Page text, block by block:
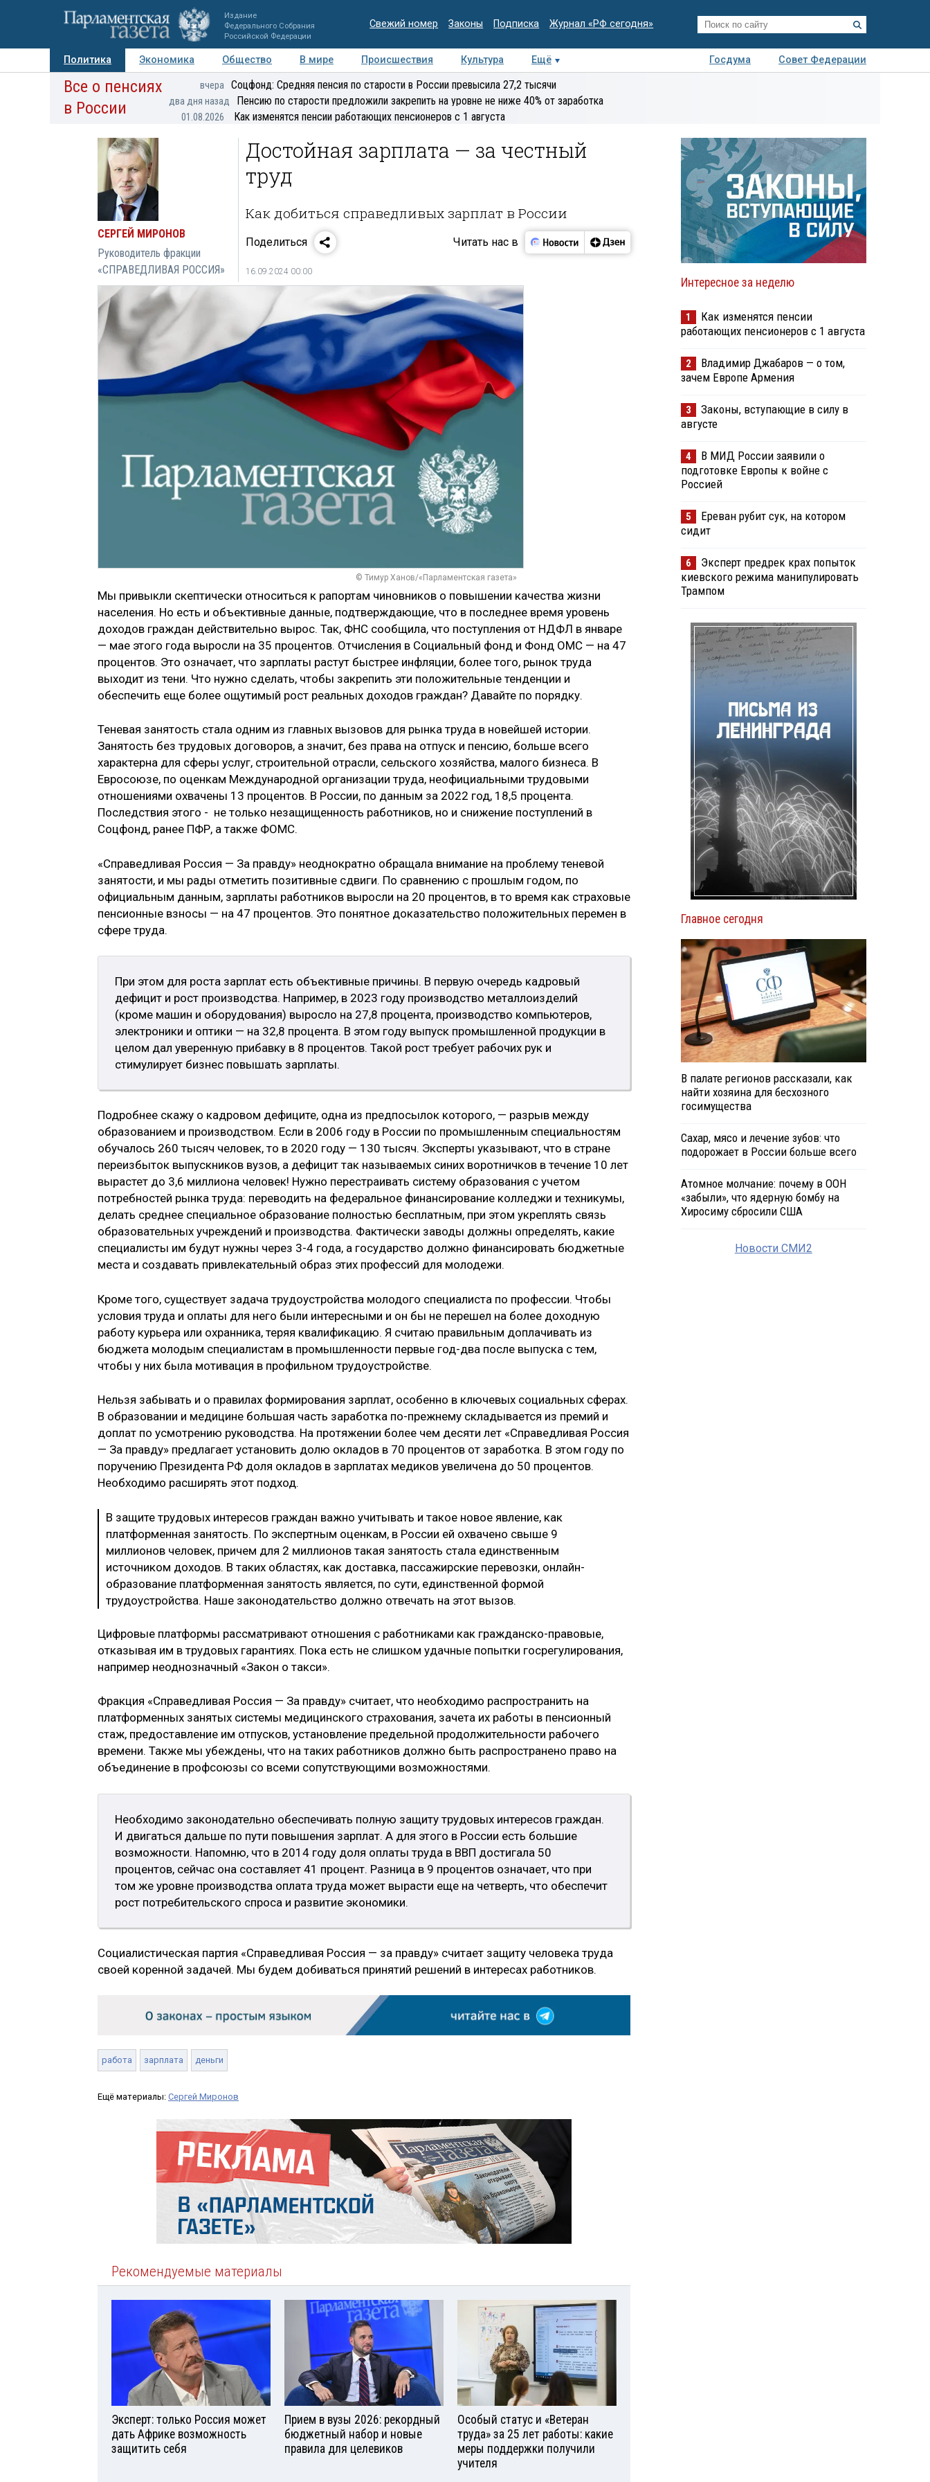
Издание
Федерального Собрания
Российской Федерации
Свежий номер Законы Подписка Журнал «РФ сегодня»
Политика Экономика Общество В мире Происшествия Культура Ещё Госдума
Совет Федерации
Авторы Персоны Мнения Регионы Медиацентр Интервью Колумнисты
экспертиза
Все о пенсиях
в России
вчера Соцфонд: Средняя пенсия по старости в России превысила 27,2 тысячи
два дня назад Пенсию по старости предложили закрепить на уровне не ниже 40% от заработка
01.08.2026 Как изменятся пенсии работающих пенсионеров с 1 августа
СЕРГЕЙ МИРОНОВ
Руководитель фракции
«СПРАВЕДЛИВАЯ РОССИЯ»
Достойная зарплата — за честный
труд
Как добиться справедливых зарплат в России
Поделиться Читать нас в
16.09.2024 00:00
© Тимур Ханов/«Парламентская газета»
Мы привыкли скептически относиться к рапортам чиновников о повышении качества жизни
населения. Но есть и объективные данные, подтверждающие, что в последнее время уровень
доходов граждан действительно вырос. Так, ФНС сообщила, что поступления от НДФЛ в январе
— мае этого года выросли на 35 процентов. Отчисления в Социальный фонд и Фонд ОМС — на 47
процентов. Это означает, что зарплаты растут быстрее инфляции, более того, рынок труда
выходит из тени. Что нужно сделать, чтобы закрепить эти положительные тенденции и
обеспечить еще более ощутимый рост реальных доходов граждан? Давайте по порядку.
Теневая занятость стала одним из главных вызовов для рынка труда в новейшей истории.
Занятость без трудовых договоров, а значит, без права на отпуск и пенсию, больше всего
характерна для сферы услуг, строительной отрасли, сельского хозяйства, малого бизнеса. В
Евросоюзе, по оценкам Международной организации труда, неофициальными трудовыми
отношениями охвачены 13 процентов. В России, по данным за 2022 год, 18,5 процента.
Последствия этого - не только незащищенность работников, но и снижение поступлений в
Соцфонд, ранее ПФР, а также ФОМС.
«Справедливая Россия — За правду» неоднократно обращала внимание на проблему теневой
занятости, и мы рады отметить позитивные сдвиги. По сравнению с прошлым годом, по
официальным данным, зарплаты работников выросли на 20 процентов, в то время как страховые
пенсионные взносы — на 47 процентов. Это понятное доказательство положительных перемен в
сфере труда.
При этом для роста зарплат есть объективные причины. В первую очередь кадровый
дефицит и рост производства. Например, в 2023 году производство металлоизделий
(кроме машин и оборудования) выросло на 27,8 процента, производство компьютеров,
электроники и оптики — на 32,8 процента. В этом году выпуск промышленной продукции в
целом дал уверенную прибавку в 8 процентов. Такой рост требует рабочих рук и
стимулирует бизнес повышать зарплаты.
Подробнее скажу о кадровом дефиците, одна из предпосылок которого, — разрыв между
образованием и производством. Если в 2006 году в России по промышленным специальностям
обучалось 260 тысяч человек, то в 2020 году — 130 тысяч. Эксперты указывают, что в стране
переизбыток выпускников вузов, а дефицит так называемых синих воротничков в течение 10 лет
вырастет до 3,6 миллиона человек! Нужно перестраивать систему образования с учетом
потребностей рынка труда: переводить на федеральное финансирование колледжи и техникумы,
делать среднее специальное образование полностью бесплатным, при этом укреплять связь
образовательных учреждений и производства. Фактически заводы должны определять, какие
специалисты им будут нужны через 3-4 года, а государство должно финансировать бюджетные
места и создавать привлекательный образ этих профессий для молодежи.
Кроме того, существует задача трудоустройства молодого специалиста по профессии. Чтобы
условия труда и оплаты для него были интересными и он бы не перешел на более доходную
работу курьера или охранника, теряя квалификацию. Я считаю правильным доплачивать из
бюджета молодым специалистам в промышленности первые год-два после выпуска с тем,
чтобы у них была мотивация в профильном трудоустройстве.
Нельзя забывать и о правилах формирования зарплат, особенно в ключевых социальных сферах.
В образовании и медицине большая часть заработка по-прежнему складывается из премий и
доплат по усмотрению руководства. На протяжении более чем десяти лет «Справедливая Россия
— За правду» предлагает установить долю окладов в 70 процентов от заработка. В этом году по
поручению Президента РФ доля окладов в зарплатах медиков увеличена до 50 процентов.
Необходимо расширять этот подход.
В защите трудовых интересов граждан важно учитывать и такое новое явление, как
платформенная занятость. По экспертным оценкам, в России ей охвачено свыше 9
миллионов человек, причем для 2 миллионов такая занятость стала единственным
источником доходов. В таких областях, как доставка, пассажирские перевозки, онлайн-
образование платформенная занятость является, по сути, единственной формой
трудоустройства. Наше законодательство должно отвечать на этот вызов.
Цифровые платформы рассматривают отношения с работниками как гражданско-правовые,
отказывая им в трудовых гарантиях. Пока есть не слишком удачные попытки госрегулирования,
например неоднозначный «Закон о такси».
Фракция «Справедливая Россия — За правду» считает, что необходимо распространить на
платформенных занятых системы медицинского страхования, зачета их работы в пенсионный
стаж, предоставление им отпусков, установление предельной продолжительности рабочего
времени. Также мы убеждены, что на таких работников должно быть распространено право на
объединение в профсоюзы со всеми сопутствующими возможностями.
Необходимо законодательно обеспечивать полную защиту трудовых интересов граждан.
И двигаться дальше по пути повышения зарплат. А для этого в России есть большие
возможности. Напомню, что в 2014 году доля оплаты труда в ВВП достигала 50
процентов, сейчас она составляет 41 процент. Разница в 9 процентов означает, что при
том же уровне производства оплата труда может вырасти еще на четверть, что обеспечит
рост потребительского спроса и развитие экономики.
Социалистическая партия «Справедливая Россия — за правду» считает защиту человека труда
своей коренной задачей. Мы будем добиваться принятий решений в интересах работников.
работа зарплата деньги
Ещё материалы: Сергей Миронов
Рекомендуемые материалы
Эксперт: только Россия может
дать Африке возможность
защитить себя
Прием в вузы 2026: рекордный
бюджетный набор и новые
правила для целевиков
Особый статус и «Ветеран
труда» за 25 лет работы: какие
меры поддержки получили
учителя
Интересное за неделю
1
Как изменятся пенсии
работающих пенсионеров с 1 августа
2
Владимир Джабаров — о том,
зачем Европе Армения
3
Законы, вступающие в силу в
августе
4
В МИД России заявили о
подготовке Европы к войне с
Россией
5
Ереван рубит сук, на котором
сидит
6
Эксперт предрек крах попыток
киевского режима манипулировать
Трампом
Главное сегодня
В палате регионов рассказали, как
найти хозяина для бесхозного
госимущества
Сахар, мясо и лечение зубов: что
подорожает в России больше всего
Атомное молчание: почему в ООН
«забыли», что ядерную бомбу на
Хиросиму сбросили США
Новости СМИ2